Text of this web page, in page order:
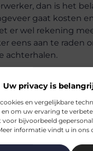
Uw privacy is
en vergelijkbare
om uw ervaring te
bijvoorbeeld
informatie vindt u in ons
dan is het
gaat kosten
er wel rekening
eens aan te raden
achterhalen.
het-verbouwen-